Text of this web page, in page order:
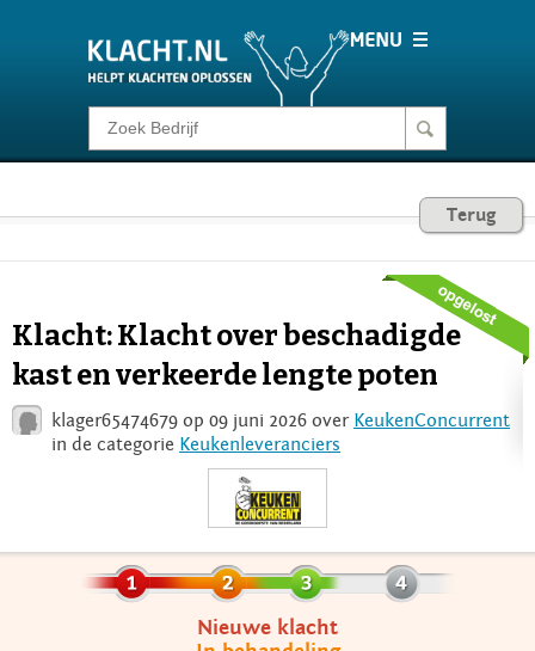
Klacht melden
Consumentenrecht
Voor Bedrijven
Login
Terug
Klacht: Klacht over beschadigde
kast en verkeerde lengte poten
klager65474679 op 09 juni 2026 over KeukenConcurrent
in de categorie Keukenleveranciers
Nieuwe klacht